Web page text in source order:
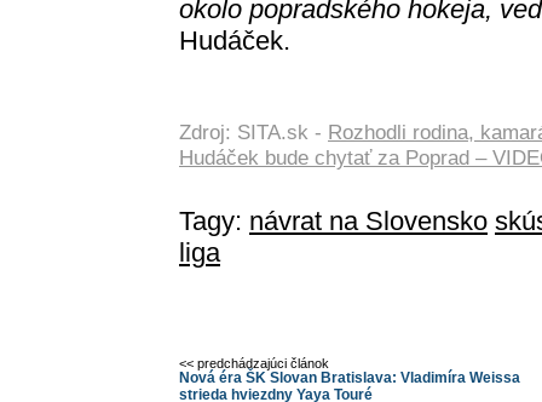
okolo popradského hokeja,
Hudáček.
Zdroj: SITA.sk - Rozhodli rodina,
Hudáček bude chytať za Poprad –
Tagy: návrat na Slovensko
liga
<< predchádzajúci článok
Nová éra ŠK Slovan Bratislava: Vladimíra Weissa
strieda hviezdny Yaya Touré